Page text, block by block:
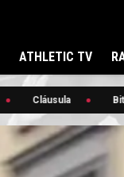
ATHLETIC TV
Cláusula Bittor